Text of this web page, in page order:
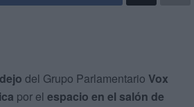
del Grupo Parlamentario Vox
por el espacio en el salón de